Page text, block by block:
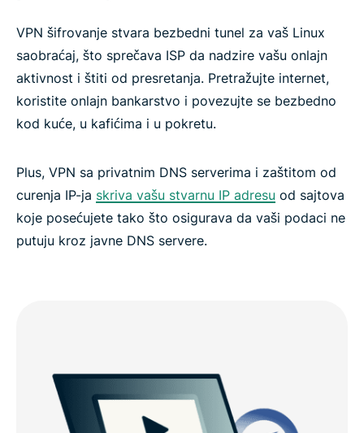
VPN šifrovanje stvara bezbedni tunel za vaš Linux
saobraćaj, što sprečava ISP da nadzire vašu onlajn
aktivnost i štiti od presretanja. Pretražujte internet,
koristite onlajn bankarstvo i povezujte se bezbedno
kod kuće, u kafićima i u pokretu.
Plus, VPN sa privatnim DNS serverima i zaštitom od
curenja IP-ja skriva vašu stvarnu IP adresu od sajtova
koje posećujete tako što osigurava da vaši podaci ne
putuju kroz javne DNS servere.